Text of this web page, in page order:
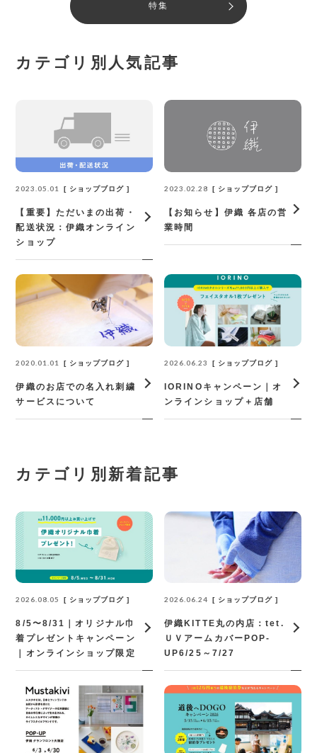
特集
カテゴリ別人気記事
2023.05.01 ショップブログ
【重要】ただいまの出荷・
配送状況：伊織オンライン
ショップ
2023.02.28 ショップブログ
【お知らせ】伊織 各店の営
業時間
2020.01.01 ショップブログ
伊織のお店での名入れ刺繍
サービスについて
2026.06.23 ショップブログ
IORINOキャンペーン｜オ
ンラインショップ＋店舗
カテゴリ別新着記事
2026.08.05 ショップブログ
8/5〜8/31｜オリジナル巾
着プレゼントキャンペーン
｜オンラインショップ限定
2026.06.24 ショップブログ
伊織KITTE丸の内店：tet.
ＵＶアームカバーPOP‐
UP6/25～7/27